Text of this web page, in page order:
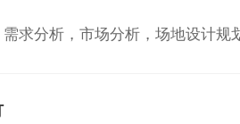
求分析，市场分析，场地设计规